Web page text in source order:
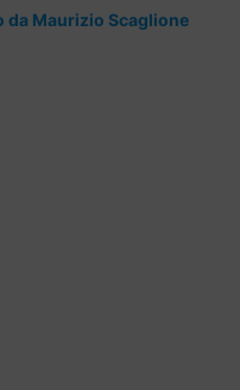
da Maurizio Scaglione